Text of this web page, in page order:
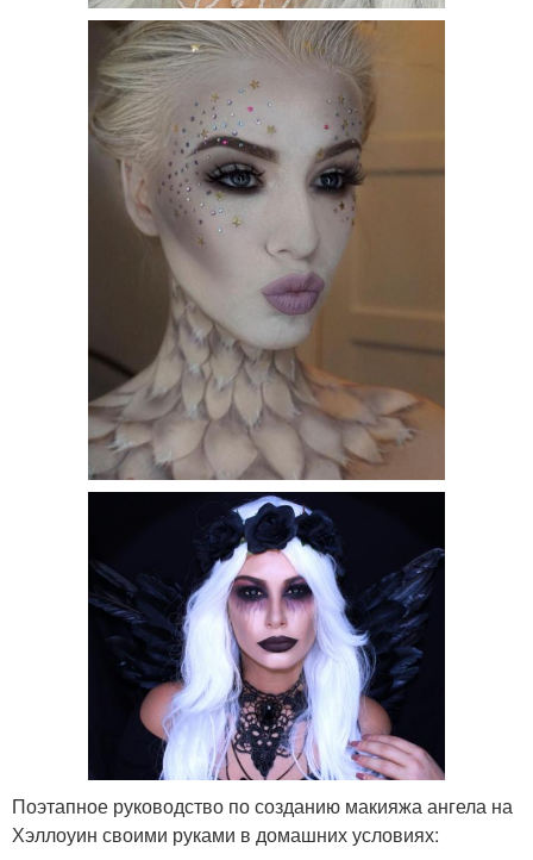
Поэтапное руководство по созданию макияжа ангела на
Хэллоуин своими руками в домашних условиях: